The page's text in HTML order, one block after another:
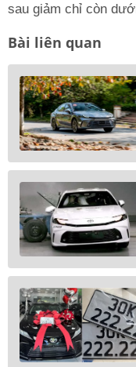
sau giảm chỉ còn
Bài liên quan